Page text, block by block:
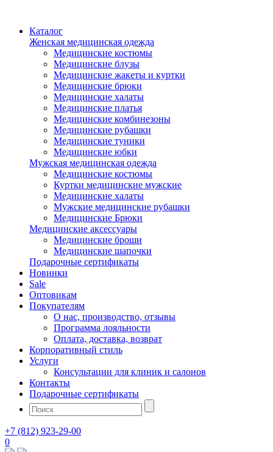
Каталог
Женская медицинская одежда
Медицинские костюмы
Медицинские блузы
Медицинские жакеты и куртки
Медицинские брюки
Медицинские халаты
Медицинские платья
Медицинские комбинезоны
Медицинские рубашки
Медицинские туники
Медицинские юбки
Мужская медицинская одежда
Медицинские костюмы
Куртки медицинские мужские
Медицинские халаты
Мужские медицинские рубашки
Медицинские Брюки
Медицинские аксессуары
Медицинские броши
Медицинские шапочки
Подарочные сертификаты
Новинки
Sale
Оптовикам
Покупателям
О нас, производство, отзывы
Программа лояльности
Оплата, доставка, возврат
Корпоративный стиль
Услуги
Консультации для клиник и салонов
Контакты
Подарочные сертификаты
+7 (812) 923-29-00
0